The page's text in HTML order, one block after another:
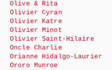
Olive & Rita
Olivier Cyran
Olivier Katre
Olivier Minot
Olivier Saint-Hilaire
Oncle Charlie
Orianne Hidalgo-Laurier
Ororo Munroe